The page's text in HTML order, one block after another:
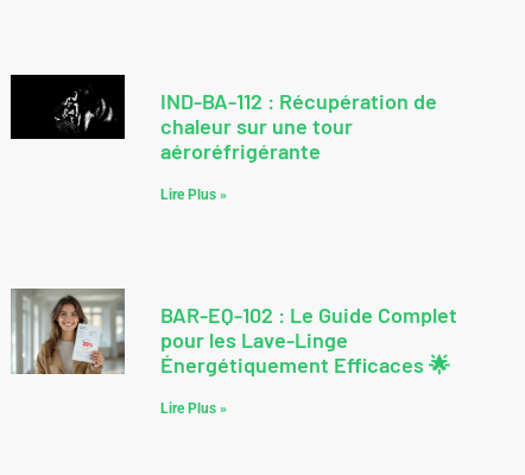
IND-BA-112 : Récupération de
chaleur sur une tour
aéroréfrigérante
Lire Plus »
BAR-EQ-102 : Le Guide Complet
pour les Lave-Linge
Énergétiquement Efficaces 🌟
Lire Plus »